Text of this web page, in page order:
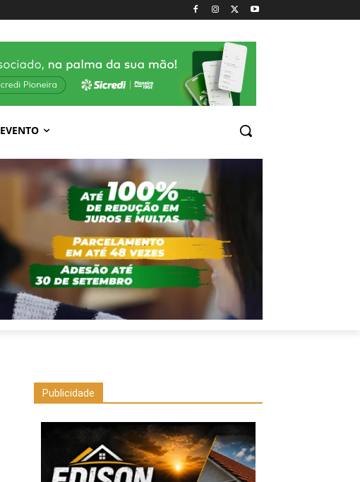
EVENTO
Publicidade